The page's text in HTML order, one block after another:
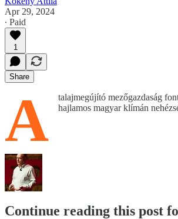
Apr 29, 2024
∙ Paid
1
Share
A
talajmegújító mezőgazdaság
hajlamos magyar klímán
Continue reading this post